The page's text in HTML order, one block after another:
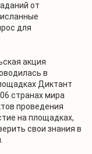
от
для
акция
в
Диктант
странах мира
проведения
на площадках,
свои знания в